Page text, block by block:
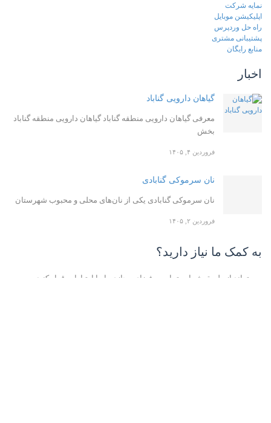
نمایه شرکت
اپلیکیشن موبایل
راه حل وردپرس
پشتیبانی مشتری
منابع رایگان
اخبار
گیاهان دارویی گناباد
معرفی گیاهان دارویی منطقه گناباد گیاهان دارویی منطقه گناباد
بخش
فروردین ۴, ۱۴۰۵
نان سرموکی گنابادی
نان سرموکی گنابادی یکی از نان‌های محلی و محبوب شهرستان
فروردین ۲, ۱۴۰۵
به کمک ما نیاز دارید؟
می تواند از طریق شماره تماس و فضای مجازی با ما ارتباط برقرار کنید.